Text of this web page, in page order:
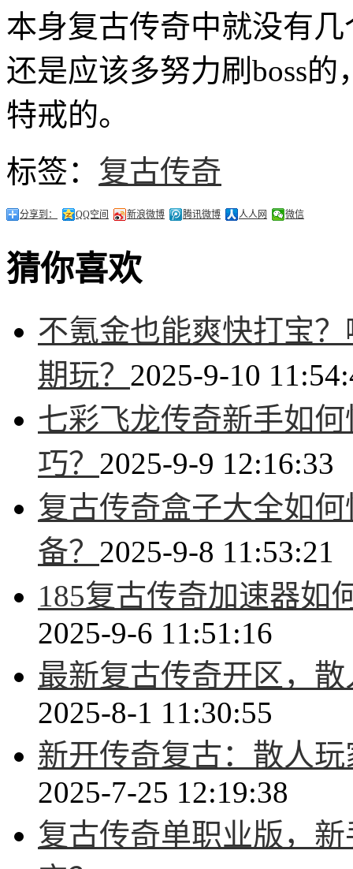
本身复古传奇中就没有
还是应该多努力刷boss
特戒的。
标签： 复古传奇
分享到： QQ空间 新浪微博 腾讯微博 人人网 微信
猜你喜欢
不氪金也能爽快打宝
期玩？ 2025-9-10
七彩飞龙传奇新手如
巧？ 2025-9-9 12:16:33
复古传奇盒子大全如
备？ 2025-9-8 11:53:21
185复古传奇加速器如
2025-9-6 11:51:16
最新复古传奇开区，
2025-8-1 11:30:55
新开传奇复古：散人
2025-7-25 12:19:38
复古传奇单职业版，